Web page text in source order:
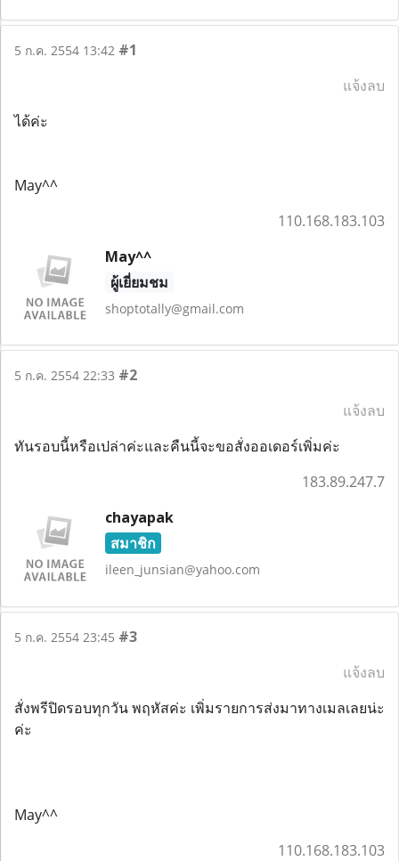
5 ก.ค. 2554 13:42 #1
แจ้งลบ
ได้ค่ะ
May^^
110.168.183.103
May^^
ผู้เยี่ยมชม
shoptotally@gmail.com
5 ก.ค. 2554 22:33 #2
แจ้งลบ
ทันรอบนี้หรือเปล่าค่ะและคืนนี้จะขอสั่งออเดอร์เพิ่มค่ะ
183.89.247.7
chayapak
สมาชิก
ileen_junsian@yahoo.com
5 ก.ค. 2554 23:45 #3
แจ้งลบ
สั่งพรีปิดรอบทุกวัน พฤหัสค่ะ เพิ่มรายการส่งมาทางเมลเลยน่ะ
ค่ะ
May^^
110.168.183.103